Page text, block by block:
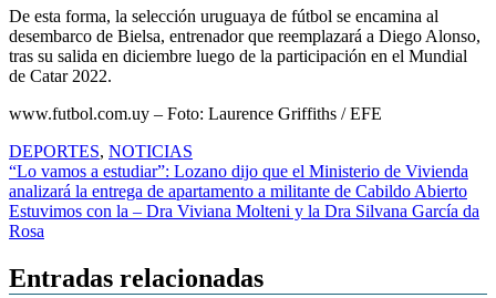
De esta forma, la selección uruguaya de fútbol se encamina al
desembarco de Bielsa, entrenador que reemplazará a Diego Alonso,
tras su salida en diciembre luego de la participación en el Mundial
de Catar 2022.
www.futbol.com.uy – Foto: Laurence Griffiths / EFE
DEPORTES, NOTICIAS
Navegación
de
entradas
“Lo vamos a estudiar”: Lozano dijo que el Ministerio de Vivienda
analizará la entrega de apartamento a militante de Cabildo Abierto
Estuvimos con la – Dra Viviana Molteni y la Dra Silvana García da
Rosa
Entradas relacionadas